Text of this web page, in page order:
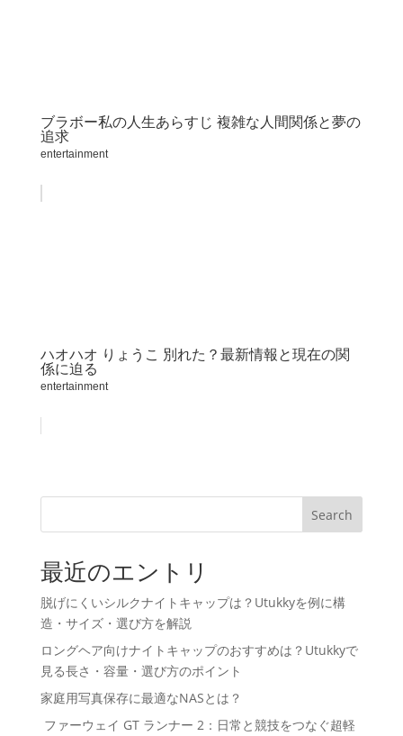
ブラボー私の人生あらすじ 複雑な人間関係と夢の
追求
entertainment
ハオハオ りょうこ 別れた？最新情報と現在の関
係に迫る
entertainment
Search
最近のエントリ
脱げにくいシルクナイトキャップは？Utukkyを例に構
造・サイズ・選び方を解説
ロングヘア向けナイトキャップのおすすめは？Utukkyで
見る長さ・容量・選び方のポイント
家庭用写真保存に最適なNASとは？
ファーウェイ GT ランナー 2：日常と競技をつなぐ超軽